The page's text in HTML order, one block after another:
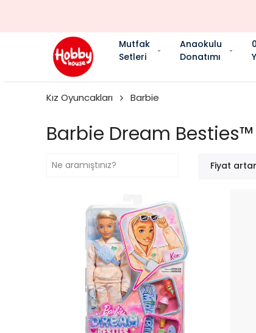
Mutfak
Setleri
Anaokulu
Donatımı
Kız Oyuncakları Barbie
Barbie Dream Besties™
Fiyat